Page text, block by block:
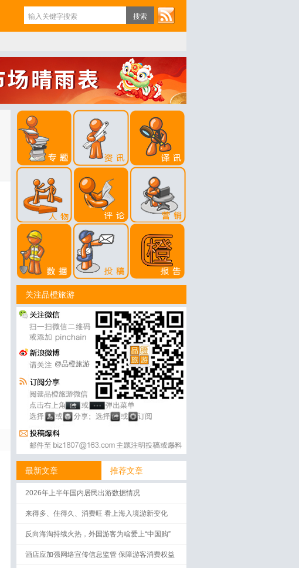
关注品橙旅游
@品橙旅游
最新文章 推荐文章
2026年上半年国内居民出游数据情况
来得多、住得久、消费旺 看上海入境游新变化
反向海淘持续火热，外国游客为啥爱上“中国购”
酒店应加强网络宣传信息监管 保障游客消费权益